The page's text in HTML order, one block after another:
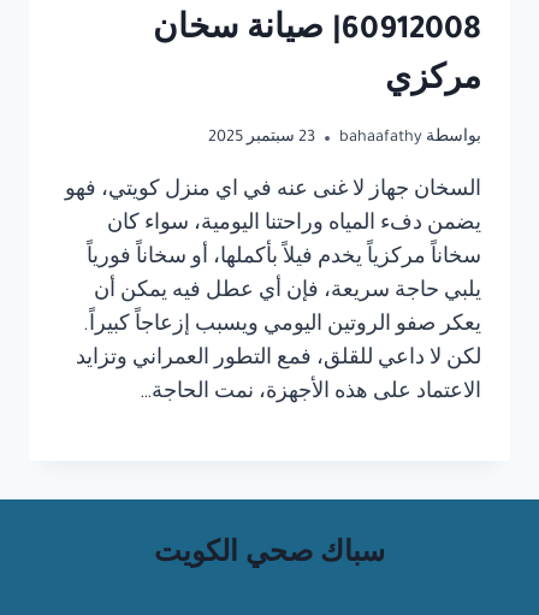
60912008| صيانة سخان
مركزي
بواسطة bahaafathy 23 سبتمبر 2025
السخان جهاز لا غنى عنه في اي منزل كويتي، فهو
يضمن دفء المياه وراحتنا اليومية، سواء كان
سخاناً مركزياً يخدم فيلاً بأكملها، أو سخاناً فورياً
يلبي حاجة سريعة، فإن أي عطل فيه يمكن أن
يعكر صفو الروتين اليومي ويسبب إزعاجاً كبيراً.
لكن لا داعي للقلق، فمع التطور العمراني وتزايد
الاعتماد على هذه الأجهزة، نمت الحاجة…
سباك صحي الكويت